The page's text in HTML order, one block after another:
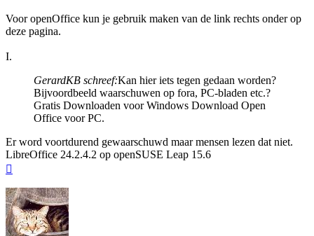
Voor openOffice kun je gebruik maken van de link rechts onder op
deze pagina.
I.
GerardKB schreef:Kan hier iets tegen gedaan worden?
Bijvoordbeeld waarschuwen op fora, PC-bladen etc.?
Gratis Downloaden voor Windows Download Open
Office voor PC.
Er word voortdurend gewaarschuwd maar mensen lezen dat niet.
LibreOffice 24.2.4.2 op openSUSE Leap 15.6